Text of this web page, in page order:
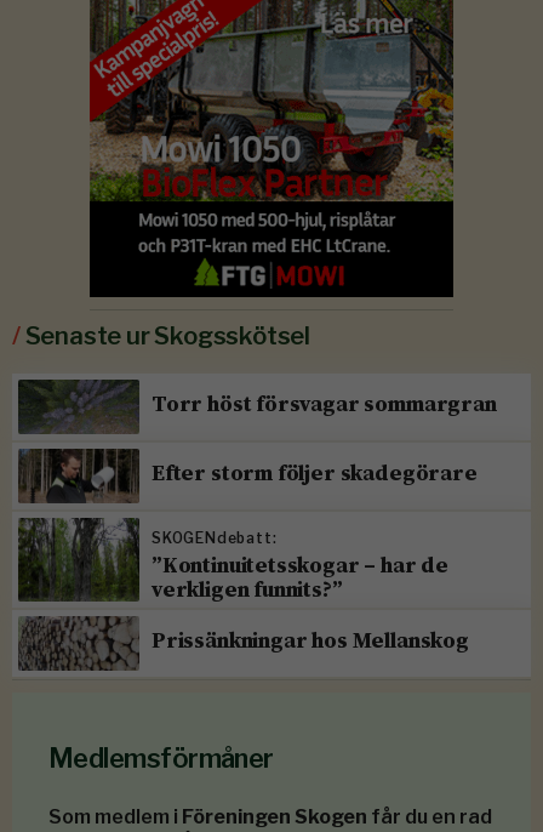
/Senaste ur Skogsskötsel
Torr höst försvagar sommargran
Efter storm följer skadegörare
SKOGENdebatt:
”Kontinuitetsskogar – har de
verkligen funnits?”
Prissänkningar hos Mellanskog
Medlemsförmåner
Som medlem i Föreningen Skogen får du en rad